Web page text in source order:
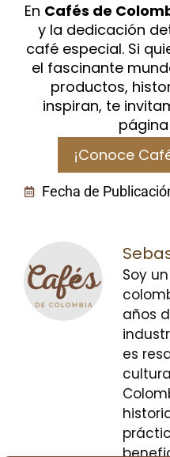
En Cafés de
y la dedicación
café especial. Si
el fascinante
productos,
inspiran, te
¡Conoce
Fecha de
Soy
años
es